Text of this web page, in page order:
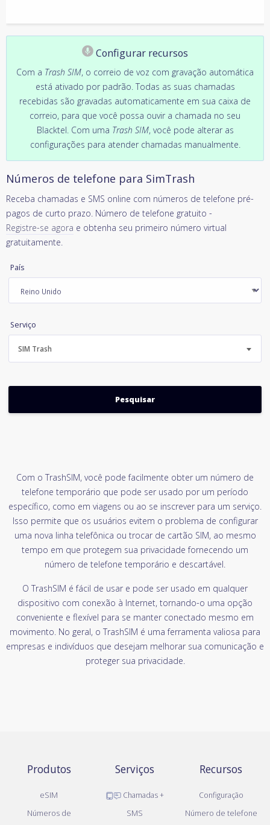
Configurar recursos
Com a Trash SIM, o correio de voz com gravação automática
está ativado por padrão. Todas as suas chamadas
recebidas são gravadas automaticamente em sua caixa de
correio, para que você possa ouvir a chamada no seu
Blacktel. Com uma Trash SIM, você pode alterar as
configurações para atender chamadas manualmente.
Números de telefone para SimTrash
Receba chamadas e SMS online com números de telefone pré-
pagos de curto prazo. Número de telefone gratuito -
Registre-se agora e obtenha seu primeiro número virtual
gratuitamente.
País
Serviço
SIM Trash
Com o TrashSIM, você pode facilmente obter um número de
telefone temporário que pode ser usado por um período
específico, como em viagens ou ao se inscrever para um serviço.
Isso permite que os usuários evitem o problema de configurar
uma nova linha telefônica ou trocar de cartão SIM, ao mesmo
tempo em que protegem sua privacidade fornecendo um
número de telefone temporário e descartável.
O TrashSIM é fácil de usar e pode ser usado em qualquer
dispositivo com conexão à Internet, tornando-o uma opção
conveniente e flexível para se manter conectado mesmo em
movimento. No geral, o TrashSIM é uma ferramenta valiosa para
empresas e indivíduos que desejam melhorar sua comunicação e
proteger sua privacidade.
Produtos
eSIM
Números de
Serviços
Chamadas +
SMS
Recursos
Configuração
Número de telefone